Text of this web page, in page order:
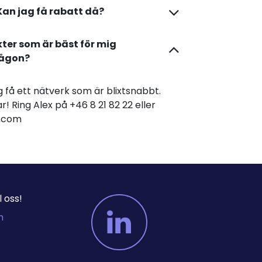
jag få rabatt då?
som är bäst för mig
få ett nätverk som är blixtsnabbt.
Ring Alex på +46 8 21 82 22 eller
oss!